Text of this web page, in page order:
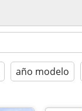
año modelo